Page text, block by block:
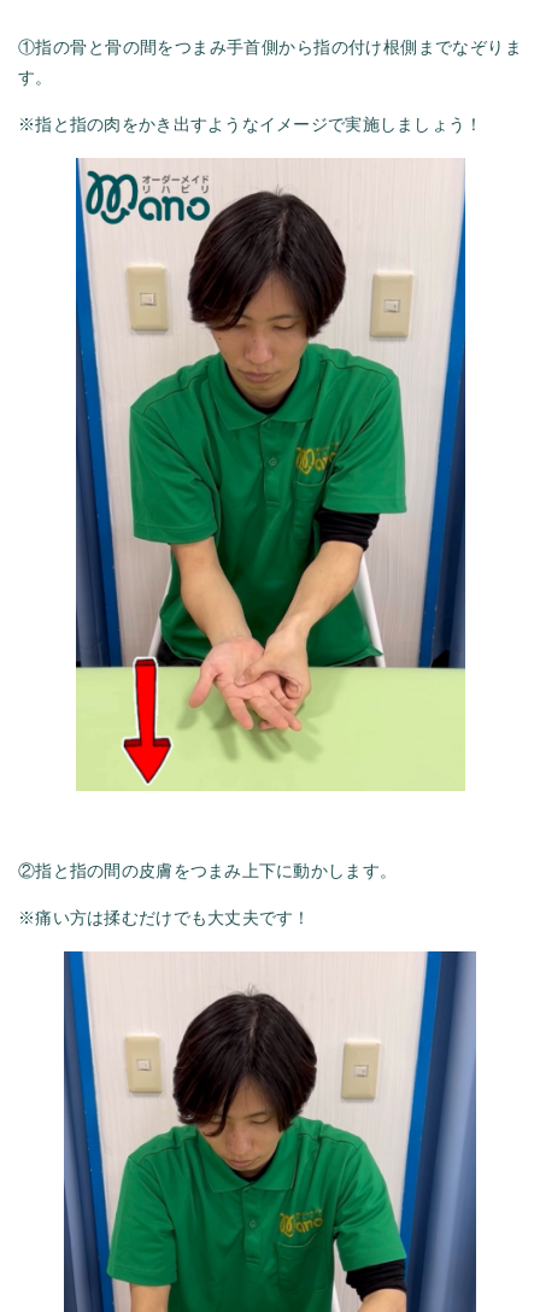
①指の骨と骨の間をつまみ手首側から指の付け根側までなぞりま
す。
※指と指の肉をかき出すようなイメージで実施しましょう！
②指と指の間の皮膚をつまみ上下に動かします。
※痛い方は揉むだけでも大丈夫です！